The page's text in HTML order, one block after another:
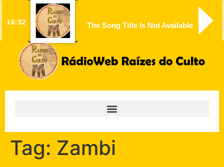
16:52 The Song Title Is Not Available
Tag: Zambi